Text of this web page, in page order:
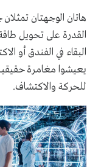
هاتان الوجهتان
القدرة على تحويل
البقاء في الفندق أو
يعيشوا مغامرة
للحركة والاكتشاف.